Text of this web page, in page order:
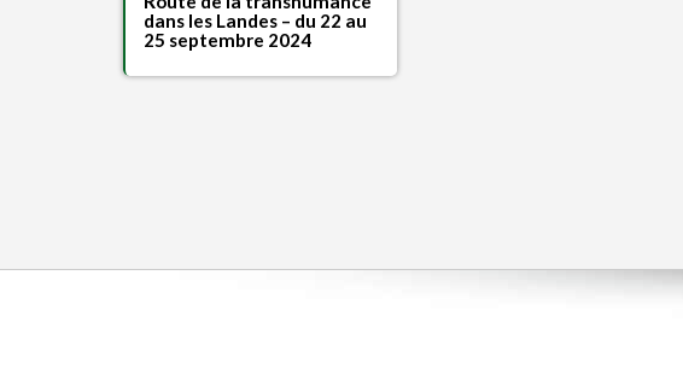
dans les Landes – du 22 au
25 septembre 2024